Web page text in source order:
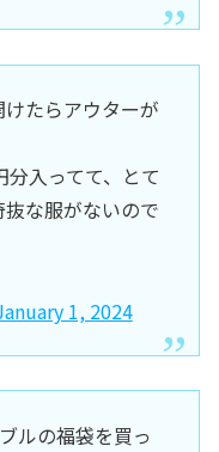
たらアウターが
入ってて、とて
な服がないので
1, 2024
ルの福袋を買っ